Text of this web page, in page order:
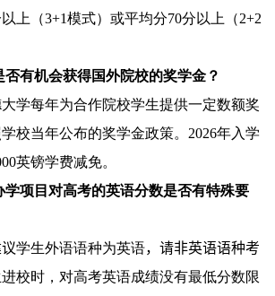
上（3+1模式）或平均分70分以上（2+2
否有机会获得国外院校的奖学金？
学每年为合作院校学生提供一定数额奖
校当年公布的奖学金政策。 2026年入学
英镑学费减免。
学项目对高考的英语分数是否有特殊要
学生外语语种为英语，请非英语语种考
校时，对高考英语成绩没有最低分数限